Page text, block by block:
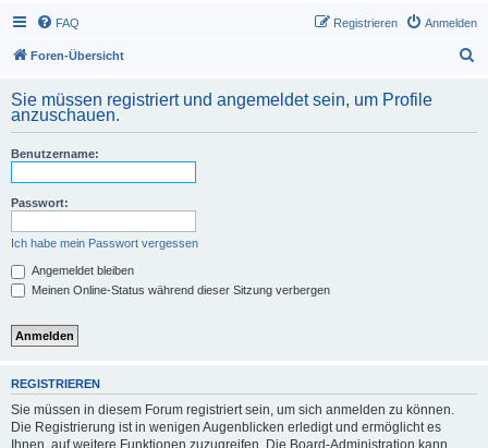
FAQ Anmelden
Registrieren
Foren-Übersicht
h
Sie müssen registriert und angemeldet sein, um Profile
anzuschauen.
Benutzername:
Passwort:
Ich habe mein Passwort vergessen
Angemeldet bleiben
Meinen Online-Status während dieser Sitzung verbergen
REGISTRIEREN
Sie müssen in diesem Forum registriert sein, um sich anmelden zu können.
Die Registrierung ist in wenigen Augenblicken erledigt und ermöglicht es
Ihnen, auf weitere Funktionen zuzugreifen. Die Board-Administration kann